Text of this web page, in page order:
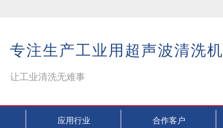
专注生产工业用超声波清洗机
让工业清洗无难事
应用行业 合作客户